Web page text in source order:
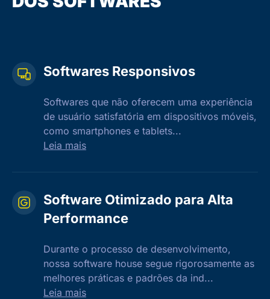
Softwares Responsivos
Softwares que não oferecem uma experiência
de usuário satisfatória em dispositivos móveis,
como smartphones e tablets...
Leia mais
Software Otimizado para Alta
Performance
Durante o processo de desenvolvimento,
nossa software house segue rigorosamente as
melhores práticas e padrões da ind...
Leia mais